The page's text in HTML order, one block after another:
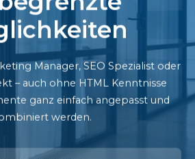
Manager, SEO Spezialist oder
– auch ohne HTML Kenntnisse
ganz einfach angepasst und
werden.